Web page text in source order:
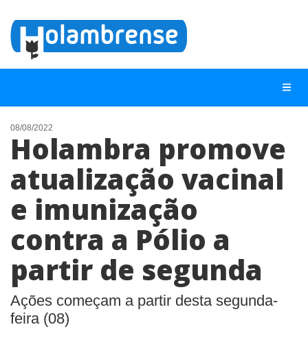
NOTÍCIAS
LISTA DIGITAL
TELEFONES ÚTEIS
ANUNCIE
08/08/2022
Holambra promove
atualização vacinal
e imunização
contra a Pólio a
partir de segunda
Ações começam a partir desta segunda-
feira (08)